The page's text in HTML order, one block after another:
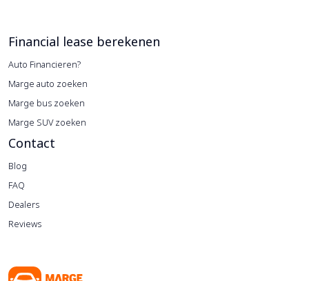
Financial lease berekenen
Auto Financieren?
Marge auto zoeken
Marge bus zoeken
Marge SUV zoeken
Contact
Blog
FAQ
Dealers
Reviews